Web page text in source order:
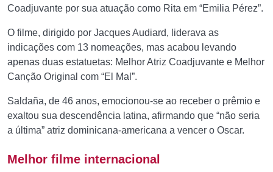
Coadjuvante por sua atuação como Rita em “Emilia Pérez”.
O filme, dirigido por Jacques Audiard, liderava as
indicações com 13 nomeações, mas acabou levando
apenas duas estatuetas: Melhor Atriz Coadjuvante e Melhor
Canção Original com “El Mal”.
Saldaña, de 46 anos, emocionou-se ao receber o prêmio e
exaltou sua descendência latina, afirmando que “não seria
a última” atriz dominicana-americana a vencer o Oscar.
Melhor filme internacional